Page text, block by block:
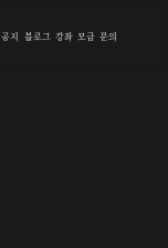
공지 블로그 강좌 모금 문의